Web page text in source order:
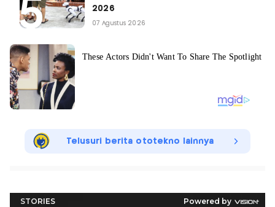
2026
07 Agustus 2026
Telusuri berita ototekno lainnya